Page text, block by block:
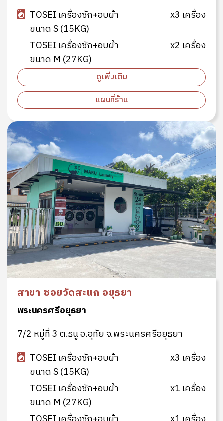
TOSEI เครื่องซัก+อบผ้า
ขนาด S (15KG)
x3 เครื่อง
TOSEI เครื่องซัก+อบผ้า
ขนาด M (27KG)
x2 เครื่อง
ดูเพิ่มเติม
แผนที่ร้าน
สาขา ซอยวัดสะแก อยุธยา
พระนครศรีอยุธยา
7/2 หมู่ที่ 3 ต.ธนู อ.อุทัย จ.พระนครศรีอยุธยา
TOSEI เครื่องซัก+อบผ้า
ขนาด S (15KG)
x3 เครื่อง
TOSEI เครื่องซัก+อบผ้า
ขนาด M (27KG)
x1 เครื่อง